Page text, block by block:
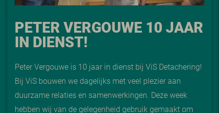
PETER VERGOUWE 10 JAAR
IN DIENST!
Peter Vergouwe is 10 jaar in dienst bij ViS Detachering!
Bij ViS bouwen we dagelijks met veel plezier aan
duurzame relaties en samenwerkingen. Deze week
hebben wij van de gelegenheid gebruik gemaakt om